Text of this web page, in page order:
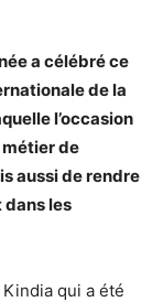
a célébré ce
de la
l’occasion
de
aussi de rendre
dans les
qui a été